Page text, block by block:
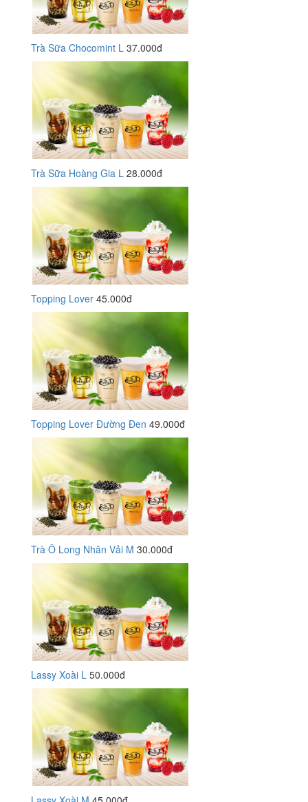
Trà Sữa Chocomint L 37.000đ
Trà Sữa Hoàng Gia L 28.000đ
Topping Lover 45.000đ
Topping Lover Đường Đen 49.000đ
Trà Ô Long Nhân Vải M 30.000đ
Lassy Xoài L 50.000đ